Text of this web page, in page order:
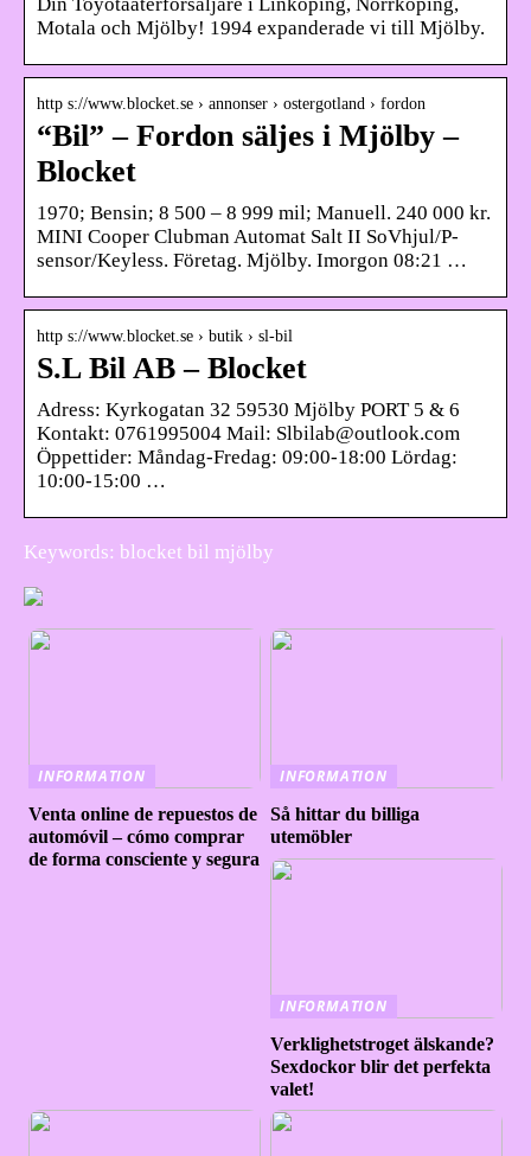
Motala och Mjölby! 1994 expanderade vi till Mjölby.
http s://www.blocket.se › annonser › ostergotland › fordon
“Bil” – Fordon säljes i Mjölby –
Blocket
1970; Bensin; 8 500 – 8 999 mil; Manuell. 240 000 kr.
MINI Cooper Clubman Automat Salt II SoVhjul/P-
sensor/Keyless. Företag. Mjölby. Imorgon 08:21 …
http s://www.blocket.se › butik › sl-bil
S.L Bil AB – Blocket
Adress: Kyrkogatan 32 59530 Mjölby PORT 5 & 6
Kontakt: 0761995004 Mail: Slbilab@outlook.com
Öppettider: Måndag-Fredag: 09:00-18:00 Lördag:
10:00-15:00 …
Keywords: blocket bil mjölby
INFORMATION
Venta online de repuestos de
automóvil – cómo comprar
de forma consciente y segura
INFORMATION
Så hittar du billiga
utemöbler
INFORMATION
Verklighetstroget älskande?
Sexdockor blir det perfekta
valet!